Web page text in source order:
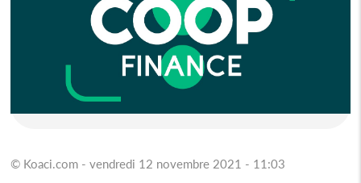
© Koaci.com - vendredi 12 novembre 2021 - 11:03